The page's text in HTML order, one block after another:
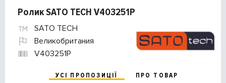
Ролик SATO TECH V403251P
SATO TECH
Великобритания
V403251P
УСІ ПРОПОЗИЦІЇ
ПРО ТОВАР